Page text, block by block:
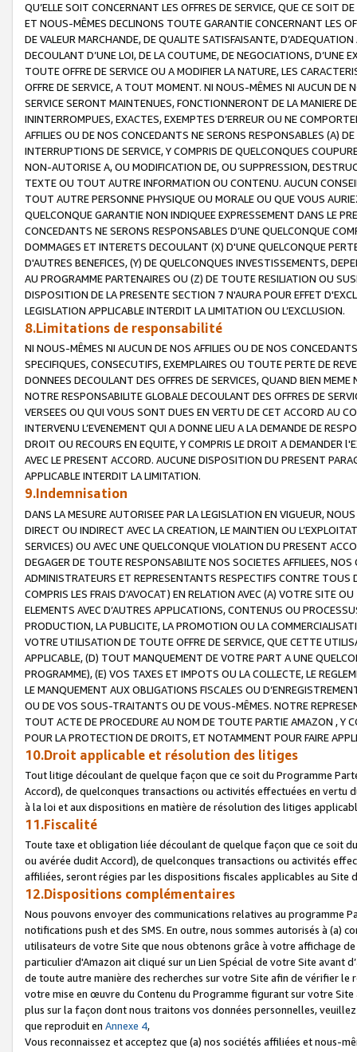
QU’ELLE SOIT CONCERNANT LES OFFRES DE SERVICE, QUE CE SOIT
ET NOUS-MÊMES DECLINONS TOUTE GARANTIE CONCERNANT LES
DE VALEUR MARCHANDE, DE QUALITE SATISFAISANTE,
DECOULANT D’UNE LOI, DE LA COUTUME, DE NEGOCIATIONS, D’UNE
TOUTE OFFRE DE SERVICE OU A MODIFIER LA NATURE, LES
OFFRE DE SERVICE, A TOUT MOMENT. NI NOUS-MÊMES NI AUCUN DE
SERVICE SERONT MAINTENUES, FONCTIONNERONT DE LA MANIERE
ININTERROMPUES, EXACTES, EXEMPTES D’ERREUR OU NE
AFFILIES OU DE NOS CONCEDANTS NE SERONS RESPONSABLES (A)
INTERRUPTIONS DE SERVICE, Y COMPRIS DE QUELCONQUES
NON-AUTORISE A, OU MODIFICATION DE, OU SUPPRESSION,
TEXTE OU TOUT AUTRE INFORMATION OU CONTENU. AUCUN
TOUT AUTRE PERSONNE PHYSIQUE OU MORALE OU QUE VOUS
QUELCONQUE GARANTIE NON INDIQUEE EXPRESSEMENT DANS LE
CONCEDANTS NE SERONS RESPONSABLES D’UNE QUELCONQUE
DOMMAGES ET INTERETS DECOULANT (X) D'UNE QUELCONQUE
D'AUTRES BENEFICES, (Y) DE QUELCONQUES INVESTISSEMENTS,
AU PROGRAMME PARTENAIRES OU (Z) DE TOUTE RESILIATION OU
DISPOSITION DE LA PRESENTE SECTION 7 N'AURA POUR EFFET
LEGISLATION APPLICABLE INTERDIT LA LIMITATION OU L’EXCLUSION.
8.Limitations de responsabilité
NI NOUS-MÊMES NI AUCUN DE NOS AFFILIES OU DE NOS
SPECIFIQUES, CONSECUTIFS, EXEMPLAIRES OU TOUTE PERTE DE
DONNEES DECOULANT DES OFFRES DE SERVICES, QUAND BIEN
NOTRE RESPONSABILITE GLOBALE DECOULANT DES OFFRES DE
VERSEES OU QUI VOUS SONT DUES EN VERTU DE CET ACCORD AU
INTERVENU L’EVENEMENT QUI A DONNE LIEU A LA DEMANDE DE
DROIT OU RECOURS EN EQUITE, Y COMPRIS LE DROIT A DEMANDER
AVEC LE PRESENT ACCORD. AUCUNE DISPOSITION DU PRESENT
APPLICABLE INTERDIT LA LIMITATION.
9.Indemnisation
DANS LA MESURE AUTORISEE PAR LA LEGISLATION EN VIGUEUR,
DIRECT OU INDIRECT AVEC LA CREATION, LE MAINTIEN OU
SERVICES) OU AVEC UNE QUELCONQUE VIOLATION DU PRESENT
DEGAGER DE TOUTE RESPONSABILITE NOS SOCIETES AFFILIEES,
ADMINISTRATEURS ET REPRESENTANTS RESPECTIFS CONTRE
COMPRIS LES FRAIS D’AVOCAT) EN RELATION AVEC (A) VOTRE SITE
ELEMENTS AVEC D’AUTRES APPLICATIONS, CONTENUS OU
PRODUCTION, LA PUBLICITE, LA PROMOTION OU LA
VOTRE UTILISATION DE TOUTE OFFRE DE SERVICE, QUE CETTE
APPLICABLE, (D) TOUT MANQUEMENT DE VOTRE PART A UNE
PROGRAMME), (E) VOS TAXES ET IMPOTS OU LA COLLECTE, LE
LE MANQUEMENT AUX OBLIGATIONS FISCALES OU
OU DE VOS SOUS-TRAITANTS OU DE VOUS-MÊMES. NOTRE
TOUT ACTE DE PROCEDURE AU NOM DE TOUTE PARTIE AMAZON , Y
POUR LA PROTECTION DE DROITS, ET NOTAMMENT POUR FAIRE
10.Droit applicable et résolution des litiges
Tout litige découlant de quelque façon que ce soit du Programme
Accord), de quelconques transactions ou activités effectuées en vertu
à la loi et aux dispositions en matière de résolution des litiges
11.Fiscalité
Toute taxe et obligation liée découlant de quelque façon que ce soit
ou avérée dudit Accord), de quelconques transactions ou activités
affiliées, seront régies par les dispositions fiscales applicables au Site
12.Dispositions complémentaires
Nous pouvons envoyer des communications relatives au programme
notifications push et des SMS. En outre, nous sommes autorisés à
utilisateurs de votre Site que nous obtenons grâce à votre affichage
particulier d'Amazon ait cliqué sur un Lien Spécial de votre Site avant
de toute autre manière des recherches sur votre Site afin de vérifier
votre mise en œuvre du Contenu du Programme figurant sur votre
plus sur la façon dont nous traitons vos données personnelles,
que reproduit en Annexe 4,
Vous reconnaissez et acceptez que (a) nos sociétés affiliées et nous-